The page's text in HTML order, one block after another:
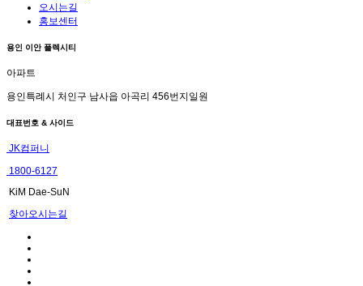
오시는길
홍보센터
용인 이안 플렉시티
아파트
용인특례시 처인구 남사읍 아곡리 456번지일원
대표번호 & 사이드
JK컴퍼니
1800-6127
KiM Dae-SuN
찾아오시는길